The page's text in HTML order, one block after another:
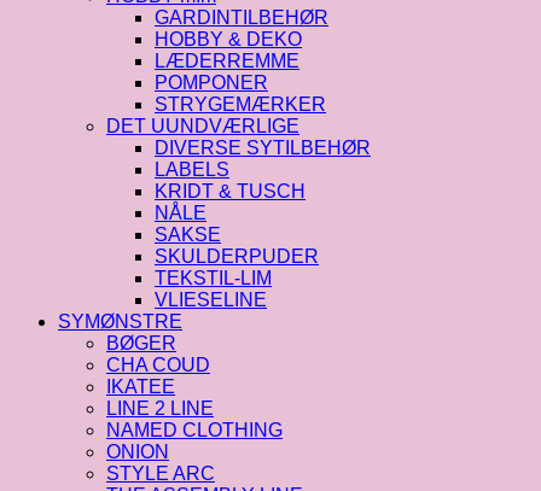
GARDINTILBEHØR
HOBBY & DEKO
LÆDERREMME
POMPONER
STRYGEMÆRKER
DET UUNDVÆRLIGE
DIVERSE SYTILBEHØR
LABELS
KRIDT & TUSCH
NÅLE
SAKSE
SKULDERPUDER
TEKSTIL-LIM
VLIESELINE
SYMØNSTRE
BØGER
CHA COUD
IKATEE
LINE 2 LINE
NAMED CLOTHING
ONION
STYLE ARC